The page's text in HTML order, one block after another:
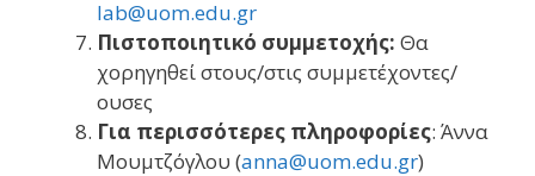
lab@uom.edu.gr
Πιστοποιητικό συμμετοχής: Θα
χορηγηθεί στους/στις συμμετέχοντες/
ουσες
Για περισσότερες πληροφορίες: Άννα
Μουμτζόγλου (anna@uom.edu.gr)